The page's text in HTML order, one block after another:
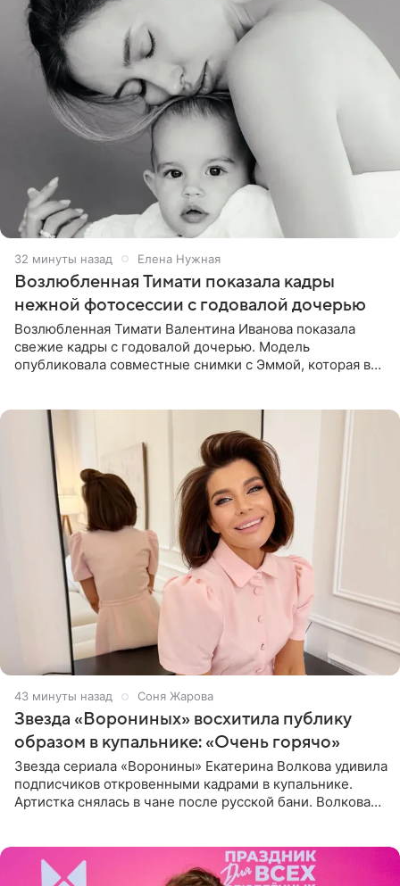
32 минуты назад Елена Нужная
Возлюбленная Тимати показала кадры
нежной фотосессии с годовалой дочерью
Возлюбленная Тимати Валентина Иванова показала
свежие кадры с годовалой дочерью. Модель
опубликовала совместные снимки с Эммой, которая в
43 минуты назад Соня Жарова
Звезда «Ворониных» восхитила публику
образом в купальнике: «Очень горячо»
Звезда сериала «Воронины» Екатерина Волкова удивила
подписчиков откровенными кадрами в купальнике.
Артистка снялась в чане после русской бани. Волкова